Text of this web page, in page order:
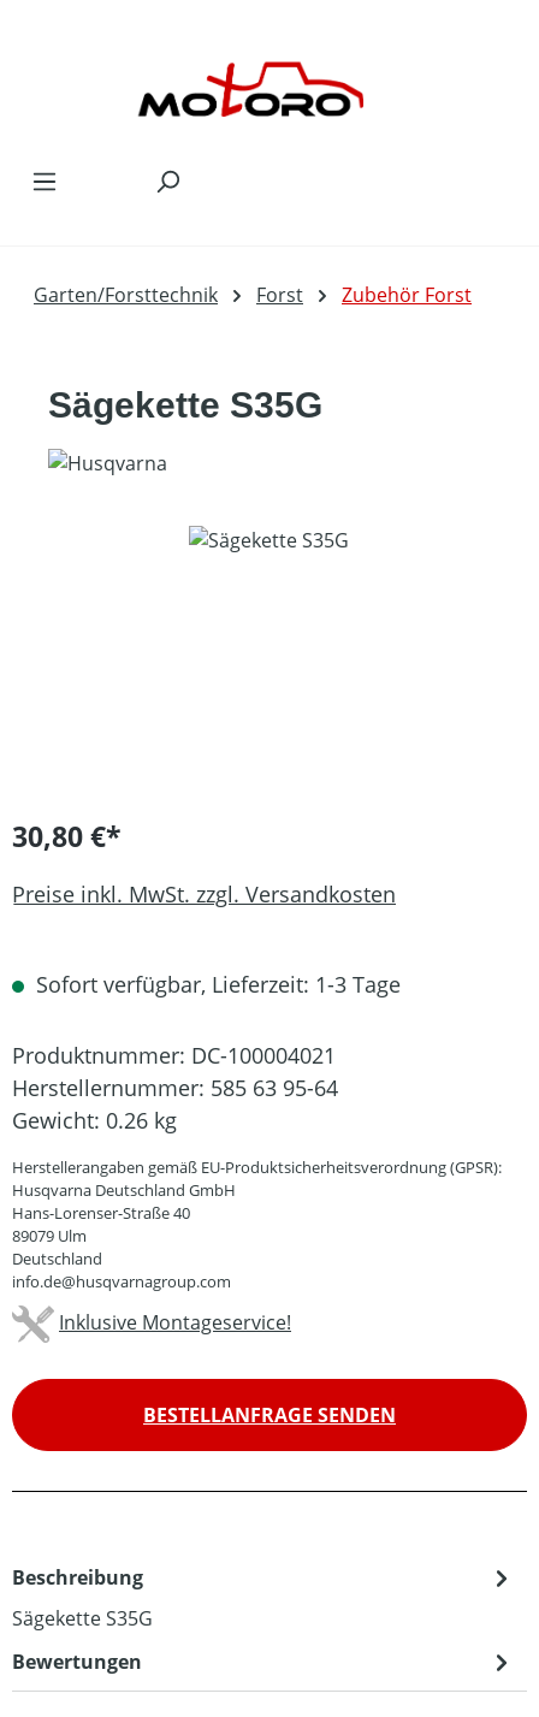
Garten/Forsttechnik Forst Zubehör Forst
Sägekette S35G
Bildergalerie überspringen
30,80 €*
Preise inkl. MwSt. zzgl. Versandkosten
Sofort verfügbar, Lieferzeit: 1-3 Tage
Produktnummer: DC-100004021
Herstellernummer: 585 63 95-64
Gewicht: 0.26 kg
Herstellerangaben gemäß EU-Produktsicherheitsverordnung (GPSR):
Husqvarna Deutschland GmbH
Hans-Lorenser-Straße 40
89079 Ulm
Deutschland
info.de@husqvarnagroup.com
Inklusive Montageservice!
BESTELLANFRAGE SENDEN
Beschreibung
Sägekette S35G
Bewertungen